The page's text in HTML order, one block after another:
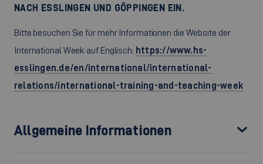
NACH ESSLINGEN UND GÖPPINGEN EIN.
Bitte besuchen Sie für mehr Informationen die Website der
International Week auf Englisch: https://www.hs-
esslingen.de/en/international/international-
relations/international-training-and-teaching-week
Allgemeine Informationen